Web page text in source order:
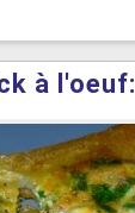
à l'oeuf: